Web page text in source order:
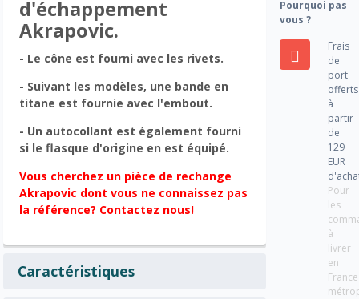
d'échappement
Akrapovic.
- Le cône est fourni avec les rivets.
- Suivant les modèles, une bande en
titane est fournie avec l'embout.
- Un autocollant est également fourni
si le flasque d'origine en est équipé.
Vous cherchez un pièce de rechange
Akrapovic dont vous ne connaissez pas
la référence? Contactez nous!
Caractéristiques
Pourquoi pas
vous ?
Frais
de
port
offerts
à
partir
de
129
EUR
Pour
les
à
livrer
en
France